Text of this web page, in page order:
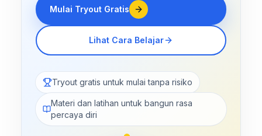
Mulai Tryout Gratis
Lihat Cara Belajar
Tryout gratis untuk mulai tanpa risiko
Materi dan latihan untuk bangun rasa
percaya diri